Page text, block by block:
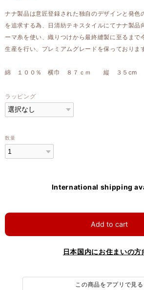
ナナ製品は意匠登録された独自のデザインと発色
を追求する為、日清紡テキスタイルにてナナ製品
ーマ糸を使い、織りつけから最終縫製に至るまで
生産を行い、プレミアムグレードを保っておりま
綿 １００％ 横巾 ８７ｃｍ 縦 ３５cm
ラッピング
数量
International shipping
Add to cart
日本国内にお住まいの方
この商品をアプリで見る